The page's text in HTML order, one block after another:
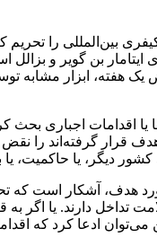
چهار قاضی دیوان کیفری
ایتامار بن گویر
هفته، ابزار مشابه
اقدامات اجباری بحث
قرار گرفته‌اند را
دیگر، یا حاکمیت، یا
آشکار است که
دارند. یا اگر به
می‌توان ادعا کرد که